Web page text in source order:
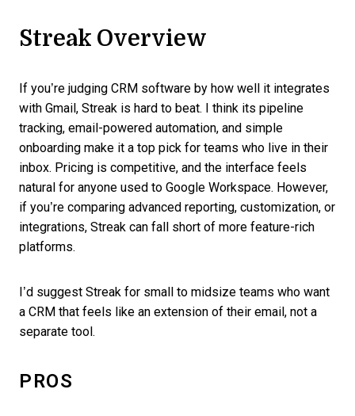
Streak Overview
If you’re judging CRM software by how well it integrates
with Gmail, Streak is hard to beat. I think its pipeline
tracking, email-powered automation, and simple
onboarding make it a top pick for teams who live in their
inbox. Pricing is competitive, and the interface feels
natural for anyone used to Google Workspace. However,
if you’re comparing advanced reporting, customization, or
integrations, Streak can fall short of more feature-rich
platforms.
I’d suggest Streak for small to midsize teams who want
a CRM that feels like an extension of their email, not a
separate tool.
PROS